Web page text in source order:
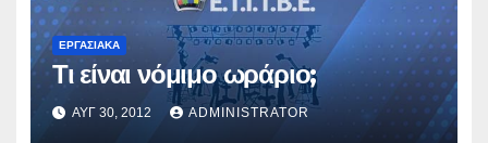
ΕΡΓΑΣΙΑΚΆ
Τι είναι νόμιμο ωράριο;
ΑΥΓ 30, 2012 ADMINISTRATOR